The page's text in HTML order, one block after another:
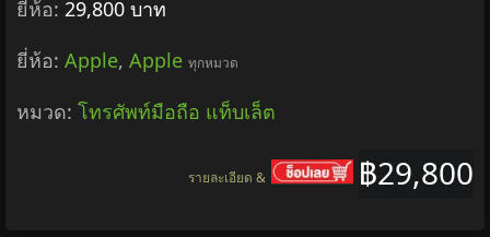
ยี่ห้อ: 29,800 บาท
ยี่ห้อ: Apple, Apple ทุกหมวด
หมวด: โทรศัพท์มือถือ แท็บเล็ต
฿29,800
รายละเอียด &